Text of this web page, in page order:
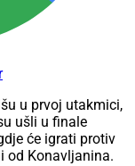
u prvoj utakmici,
ušli u finale
će igrati protiv
od Konavljanina.